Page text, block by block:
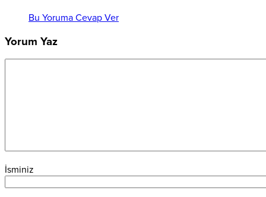
Bu Yoruma Cevap Ver
Yorum Yaz
İsminiz